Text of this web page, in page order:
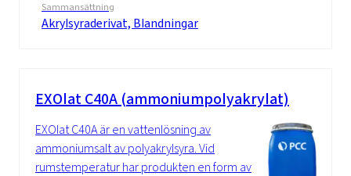
Sammansättning
Akrylsyraderivat, Blandningar
EXOlat C40A (ammoniumpolyakrylat)
EXOlat C40A är en vattenlösning av
ammoniumsalt av polyakrylsyra. Vid
rumstemperatur har produkten en form av